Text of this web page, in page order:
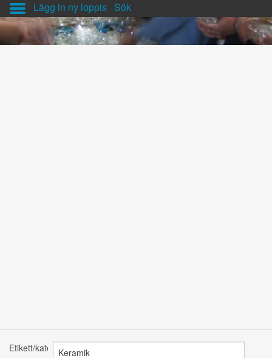
Lägg in ny loppis Sök
Etikett/kategori